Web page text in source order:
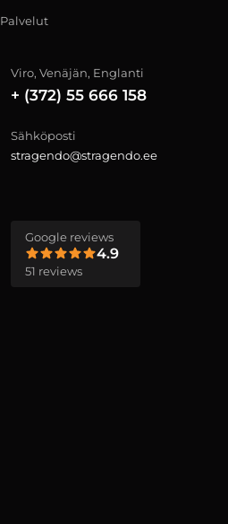
Palvelut
Viro, Venäjän, Englanti
+ (372) 55 666 158
Sähköposti
stragendo@stragendo.ee
Google reviews
4.9
51 reviews